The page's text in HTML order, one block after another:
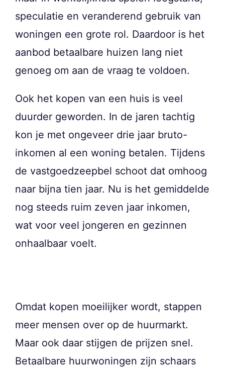
speculatie en veranderend gebruik van
woningen een grote rol. Daardoor is het
aanbod betaalbare huizen lang niet
genoeg om aan de vraag te voldoen.
Ook het kopen van een huis is veel
duurder geworden. In de jaren tachtig
kon je met ongeveer drie jaar bruto-
inkomen al een woning betalen. Tijdens
de vastgoedzeepbel schoot dat omhoog
naar bijna tien jaar. Nu is het gemiddelde
nog steeds ruim zeven jaar inkomen,
wat voor veel jongeren en gezinnen
onhaalbaar voelt.
Omdat kopen moeilijker wordt, stappen
meer mensen over op de huurmarkt.
Maar ook daar stijgen de prijzen snel.
Betaalbare huurwoningen zijn schaars